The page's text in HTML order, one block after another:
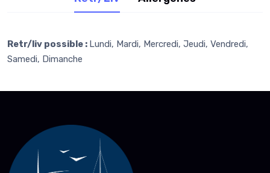
Retr/liv possible : Lundi, Mardi, Mercredi, Jeudi, Vendredi,
Samedi, Dimanche